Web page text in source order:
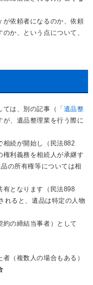
が依頼者になるのか、依頼
か、という点について、
ては、別の記事（ 「遺品整
が、遺品整理業を行う際に
相続が開始し（民法882
権利義務を相続人が承継す
の所有権等については相
有となります（民法898
れると、遺品は特定の人物
約の締結当事者）として
（複数人の場合もある）